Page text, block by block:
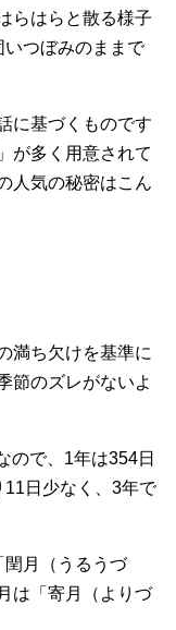
らはらと散る様子
つぼみのままで
に基づくものです
が多く用意されて
人気の秘密はこん
満ち欠けを基準に
節のズレがないよ
ので、1年は354日
日少なく、3年で
閏月（うるうづ
は「寄月（よりづ